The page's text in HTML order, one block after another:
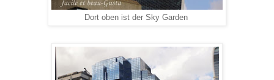
Dort oben ist der Sky Garden